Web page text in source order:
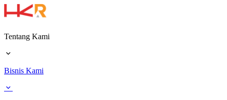
Tentang Kami
Bisnis Kami